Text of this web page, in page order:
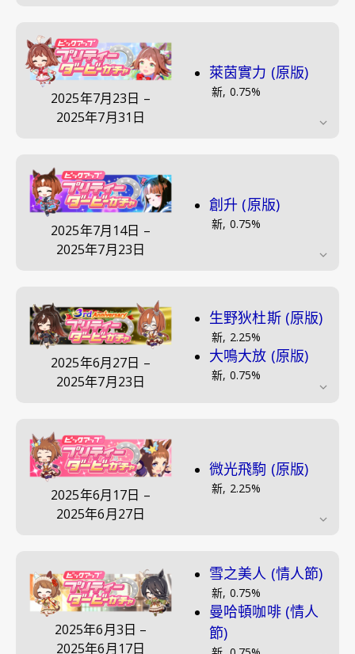
2025年7月23日 –
2025年7月31日
萊茵實力 (原版)
新, 0.75%
2025年7月14日 –
2025年7月23日
創升 (原版)
新, 0.75%
2025年6月27日 –
2025年7月23日
生野狄杜斯 (原版)
新, 2.25%
大鳴大放 (原版)
新, 0.75%
2025年6月17日 –
2025年6月27日
微光飛駒 (原版)
新, 2.25%
2025年6月3日 –
2025年6月17日
雪之美人 (情人節)
新, 0.75%
曼哈頓咖啡 (情人
節)